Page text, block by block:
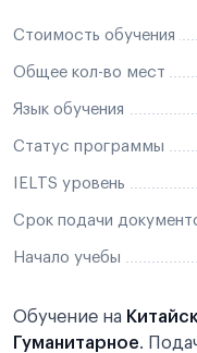
Стоимость обучения
Общее кол-во мест
Язык обучения
Статус программы
IELTS уровень
Срок подачи
Начало учебы
Обучение на
Гуманитарное.